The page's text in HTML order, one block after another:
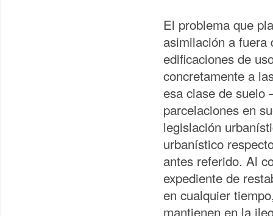
El problema que
asimilación a fuera
edificaciones de
concretamente a
esa clase de suelo
parcelaciones en
legislación
urbanístico
antes referido. Al
expediente de
en cualquier
mantienen en la